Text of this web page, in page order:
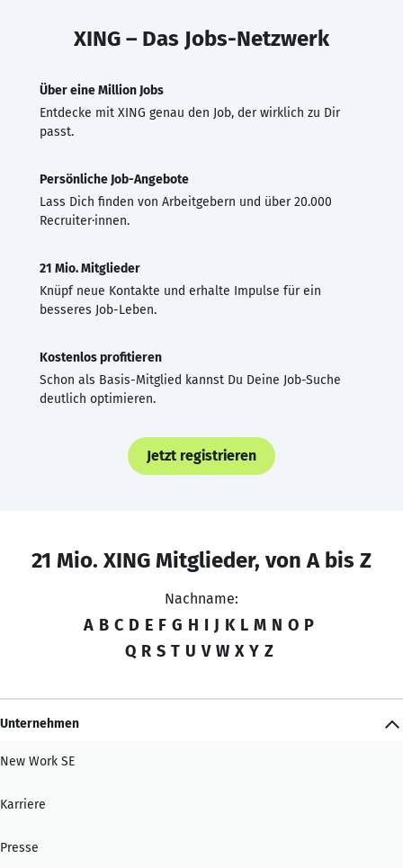
XING – Das Jobs-Netzwerk
Über eine Million Jobs
Entdecke mit XING genau den Job, der wirklich zu Dir
passt.
Persönliche Job-Angebote
Lass Dich finden von Arbeitgebern und über 20.000
Recruiter·innen.
21 Mio. Mitglieder
Knüpf neue Kontakte und erhalte Impulse für ein
besseres Job-Leben.
Kostenlos profitieren
Schon als Basis-Mitglied kannst Du Deine Job-Suche
deutlich optimieren.
Jetzt registrieren
21 Mio. XING Mitglieder, von A bis Z
Nachname:
A B C D E F G H I J K L M N O P
Q R S T U V W X Y Z
Unternehmen
New Work SE
Karriere
Presse